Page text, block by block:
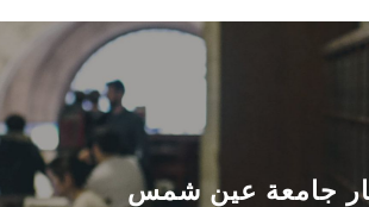
الرئيسيـة
عن الجامعة
القطاعـات جامعة عين شمس